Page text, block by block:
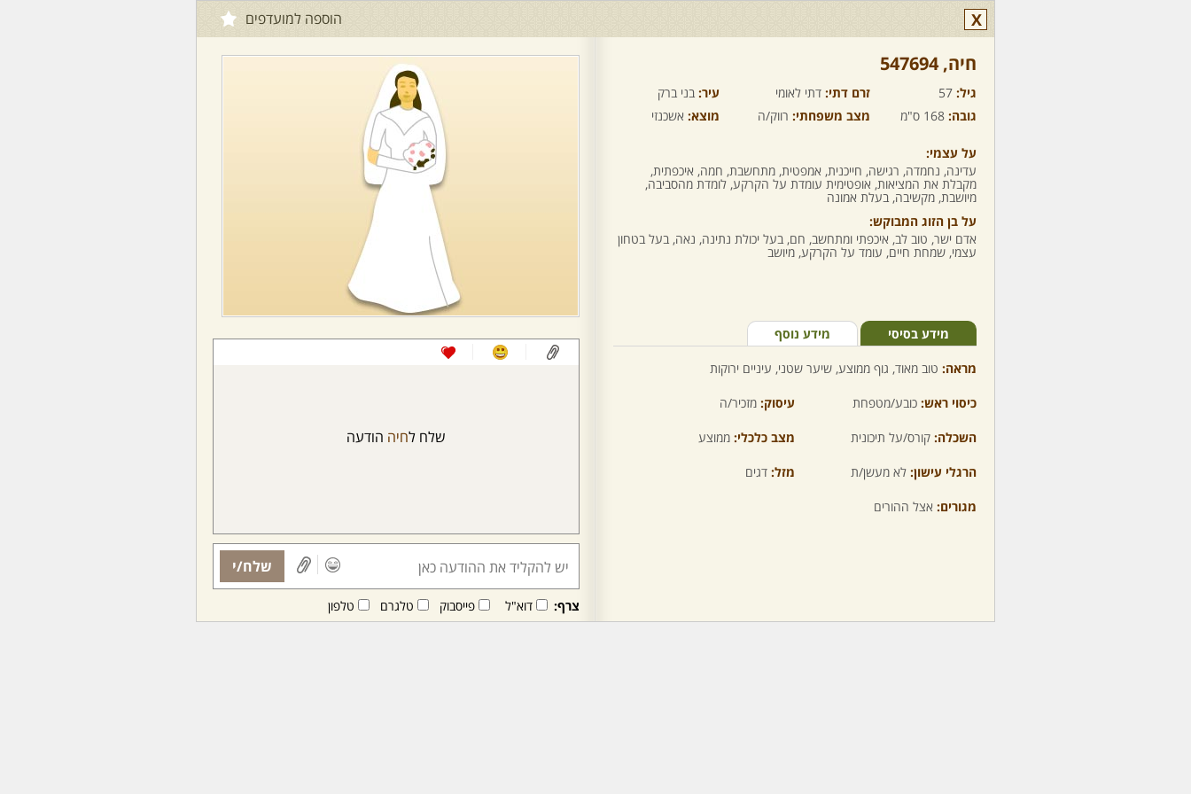
X הוספה למועדפים
חיה,‏ 547694
גיל: 57 זרם דתי: דתי לאומי עיר: בני ברק
גובה: 168 ס"מ מצב משפחתי: רווק/ה מוצא: אשכנזי
על עצמי:
עדינה, נחמדה, רגישה, חייכנית, אמפטית, מתחשבת, חמה, איכפתית,
מקבלת את המציאות, אופטימית עומדת על הקרקע, לומדת מהסביבה,
מיושבת, מקשיבה, בעלת אמונה
על בן הזוג המבוקש:
אדם ישר, טוב לב, איכפתי ומתחשב, חם, בעל יכולת נתינה, נאה, בעל בטחון
עצמי, שמחת חיים, עומד על הקרקע, מיושב
מידע בסיסי מידע נוסף
מראה: טוב מאוד, גוף ממוצע, שיער שטני, עיניים ירוקות
כיסוי ראש: כובע/מטפחת עיסוק: מזכיר/ה
השכלה: קורס/על תיכונית מצב כלכלי: ממוצע
הרגלי עישון: לא מעשן/ת מזל: דגים
מגורים: אצל ההורים
שלח לחיה הודעה
שלח/י
צרף: דוא"ל פייסבוק טלגרם טלפון